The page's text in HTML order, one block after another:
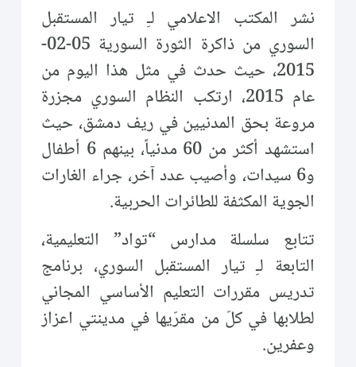
نشر المكتب الاعلامي لـِ تيار المستقبل
السوري من ذاكرة الثورة السورية 05-02-
2015، حيث حدث في مثل هذا اليوم من
عام 2015، ارتكب النظام السوري مجزرة
مروعة بحق المدنيين في ريف دمشق، حيث
استشهد أكثر من 60 مدنياً، بينهم 6 أطفال
و6 سيدات، وأصيب عدد آخر، جراء الغارات
الجوية المكثفة للطائرات الحربية.
تتابع سلسلة مدارس “تواد” التعليمية،
التابعة لـِ تيار المستقبل السوري، برنامج
تدريس مقررات التعليم الأساسي المجاني
لطلابها في كلّ من مقرّيها في مدينتي اعزاز
وعفرين.